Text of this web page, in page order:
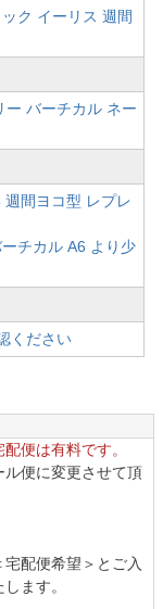
ク イーリス 週間
ー バーチカル ネー
間ヨコ型 レプレ
チカル A6 より少
ください
便は有料です。
便に変更させて頂
配便希望＞とご入
ます。